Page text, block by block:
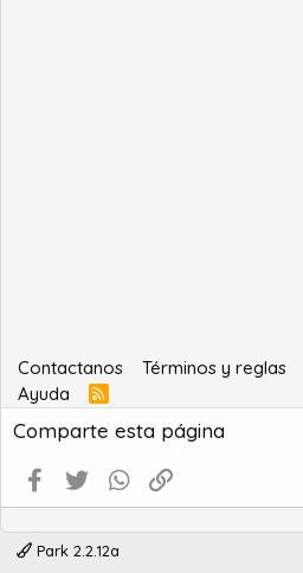
Contactanos Términos y reglas
Ayuda
R
S
S
Comparte esta página
Facebook
Twitter WhatsApp
Park 2.2.12a